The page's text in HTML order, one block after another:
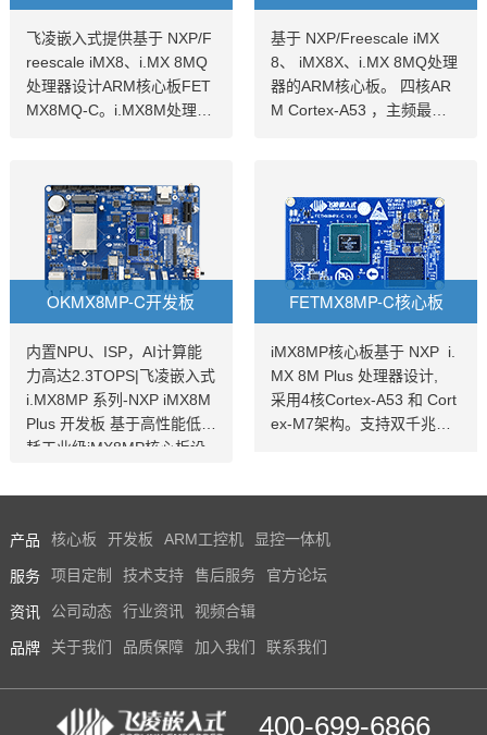
飞凌嵌入式提供基于 NXP/F
reescale iMX8、i.MX 8MQ
处理器设计ARM核心板FET
MX8MQ-C。i.MX8M处理器
发挥NXP iMX8 系列 ARM
处理器性能,对功能做了优
化。提供10~15年产品长期
供货计划。工作环境温度为-
40℃~85℃，满足工业及泛
工业场景应用。
基于 NXP/Freescale iMX
8、 iMX8X、i.MX 8MQ处理
器的ARM核心板。 四核AR
M Cortex-A53 ，主频最高1.
业场景应用。i.MX8M处理器
具有音频、语音和视频处理
功能，提供高水平的音频保
真度，适用于无风扇运行，
散热系统成本低、电池寿命
长。具有高速接口可提供灵
活连接等优势，并且提供10
~15年产品长期供货计划。
OKMX8MP-C开发板
内置NPU、ISP，AI计算能
力高达2.3TOPS|飞凌嵌入式
i.MX8MP 系列-NXP iMX8M
Plus 开发板 基于高性能低功
耗工业级iMX8MP核心板设
接口。iMX8MP开发板内置N
支持4K，支持双图像信号处
理器（ISP），是一款支持Li
MX8MP开发板。
FETMX8MP-C核心板
iMX8MP核心板基于 NXP i.
MX 8M Plus 处理器设计,
采用4核Cortex-A53 和 Cort
ex-M7架构。支持双千兆网
且i.MX8MP功耗更低≤2W 。
器学习和视觉、高级多媒体
以及具有高可靠性的工业自
用的需求。飞凌iMX8MP核
P原理图，引脚定义等。
产品 核心板 开发板 ARM工控机 显控一体机
服务 项目定制 技术支持 售后服务 官方论坛
资讯 公司动态 行业资讯 视频合辑
品牌 关于我们 品质保障 加入我们 联系我们
400-699-6866